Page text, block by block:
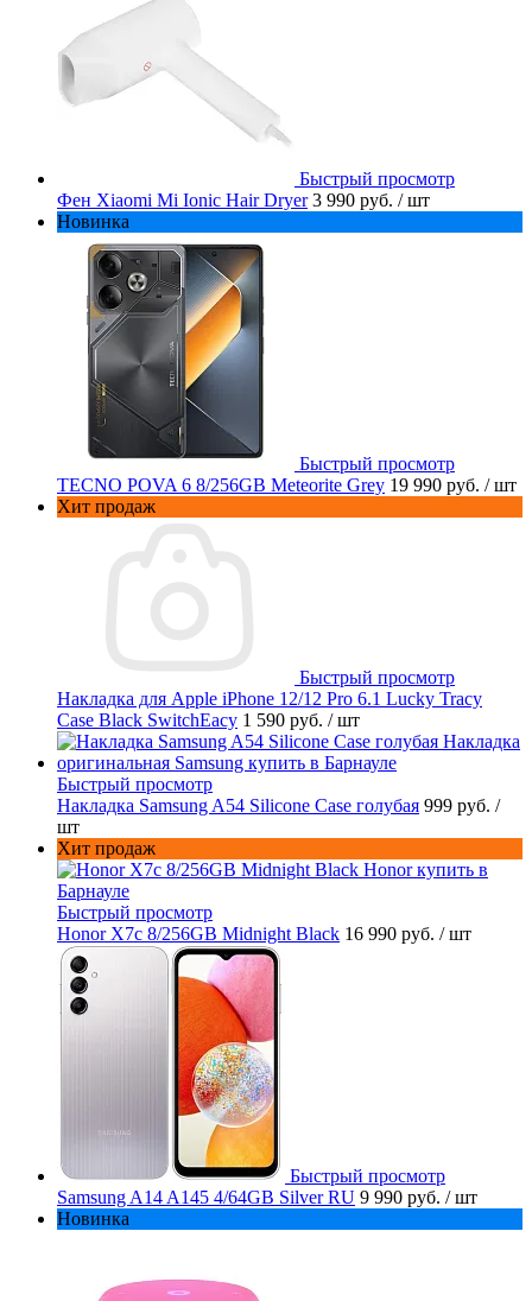
Быстрый просмотр
Фен Xiaomi Mi Ionic Hair Dryer 3 990 руб. / шт
Новинка
Быстрый просмотр
TECNO POVA 6 8/256GB Meteorite Grey 19 990 руб. / шт
Хит продаж
Быстрый просмотр
Накладка для Apple iPhone 12/12 Pro 6.1 Lucky Tracy
Case Black SwitchEacy 1 590 руб. / шт
Быстрый просмотр
Накладка Samsung A54 Silicone Case голубая 999 руб. /
шт
Хит продаж
Быстрый просмотр
Honor X7c 8/256GB Midnight Black 16 990 руб. / шт
Быстрый просмотр
Samsung A14 A145 4/64GB Silver RU 9 990 руб. / шт
Новинка